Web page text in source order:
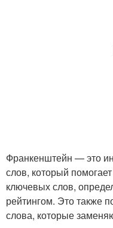
Франкенштейн — это
слов, который
ключевых слов,
рейтингом. Это также
слова, которые